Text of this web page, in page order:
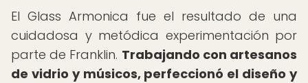
El Glass Armonica fue el resultado de una
cuidadosa y metódica experimentación por
parte de Franklin. Trabajando con artesanos
de vidrio y músicos, perfeccionó el diseño y